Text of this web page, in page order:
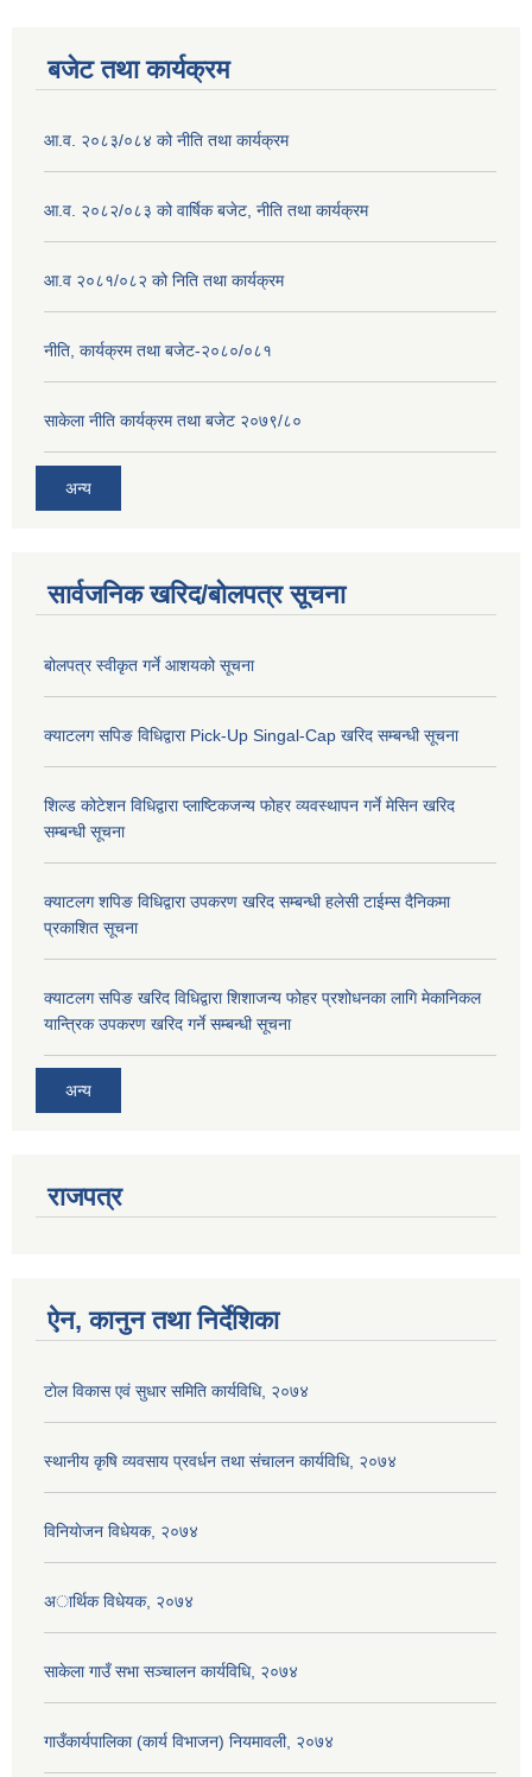
बजेट तथा कार्यक्रम
आ.व. २०८३/०८४ को नीति तथा कार्यक्रम
आ.व. २०८२/०८३ को वार्षिक बजेट, नीति तथा कार्यक्रम
आ.व २०८१/०८२ को निति तथा कार्यक्रम
नीति, कार्यक्रम तथा बजेट-२०८०/०८१
साकेला नीति कार्यक्रम तथा बजेट २०७९/८०
अन्य
सार्वजनिक खरिद/बोलपत्र सूचना
बोलपत्र स्वीकृत गर्ने आशयको सूचना
क्याटलग सपिङ विधिद्वारा Pick-Up Singal-Cap खरिद सम्बन्धी सूचना
शिल्ड कोटेशन विधिद्वारा प्लाष्टिकजन्य फोहर व्यवस्थापन गर्ने मेसिन खरिद
सम्बन्धी सूचना
क्याटलग शपिङ विधिद्वारा उपकरण खरिद सम्बन्धी हलेसी टाईम्स दैनिकमा
प्रकाशित सूचना
क्याटलग सपिङ खरिद विधिद्वारा शिशाजन्य फोहर प्रशोधनका लागि मेकानिकल
यान्त्रिक उपकरण खरिद गर्ने सम्बन्धी सूचना
अन्य
राजपत्र
ऐन, कानुन तथा निर्देशिका
टाेल विकास एवं सुधार समिति कार्यविधि, २०७४
स्थानीय कृषि व्यवसाय प्रवर्धन तथा संचालन कार्यविधि, २०७४
विनियाेजन विधेयक, २०७४
अार्थिक विधेयक, २०७४
साकेला गाउँ सभा सञ्चालन कार्यविधि, २०७४
गाउँकार्यपालिका (कार्य विभाजन) नियमावली, २०७४